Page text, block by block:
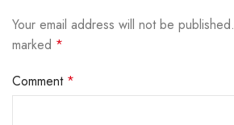
Your email address will not be published.
marked *
Comment *